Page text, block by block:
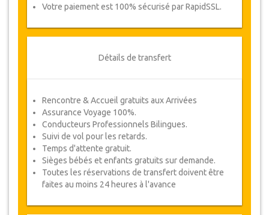
Votre paiement est 100% sécurisé par RapidSSL.
Détails de transfert
Rencontre & Accueil gratuits aux Arrivées
Assurance Voyage 100%.
Conducteurs Professionnels Bilingues.
Suivi de vol pour les retards.
Temps d'attente gratuit.
Sièges bébés et enfants gratuits sur demande.
Toutes les réservations de transfert doivent être
faites au moins 24 heures à l'avance